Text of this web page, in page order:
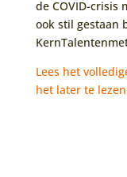
de COVID-crisis
ook stil gestaan
Lees het
het later te lezen